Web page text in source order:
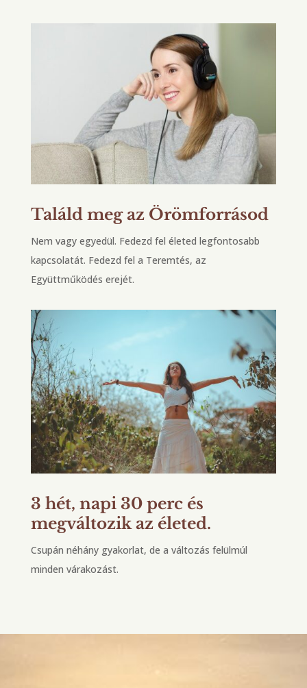
Találd meg az Örömforrásod
Nem vagy egyedül. Fedezd fel életed legfontosabb
kapcsolatát. Fedezd fel a Teremtés, az
Együttműködés erejét.
3 hét, napi 30 perc és
megváltozik az életed.
Csupán néhány gyakorlat, de a változás felülmúl
minden várakozást.